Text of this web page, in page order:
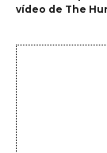
vídeo de The